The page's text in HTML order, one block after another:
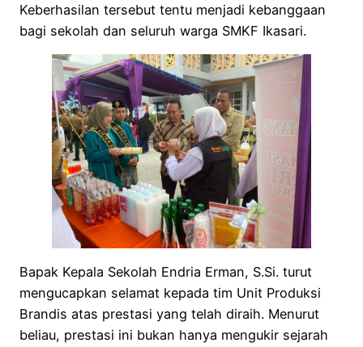
Keberhasilan tersebut tentu menjadi kebanggaan
bagi sekolah dan seluruh warga SMKF Ikasari.
Bapak Kepala Sekolah Endria Erman, S.Si. turut
mengucapkan selamat kepada tim Unit Produksi
Brandis atas prestasi yang telah diraih. Menurut
beliau, prestasi ini bukan hanya mengukir sejarah